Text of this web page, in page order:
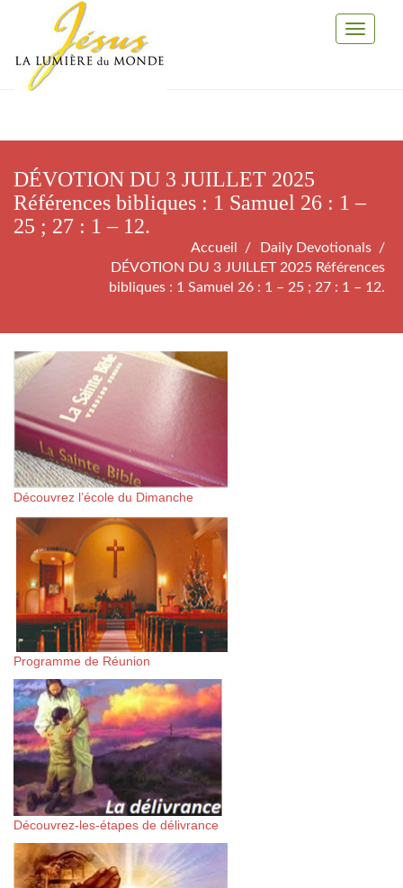
Toggle
DÉVOTION DU 3 JUILLET 2025
Références bibliques : 1 Samuel 26 : 1 –
25 ; 27 : 1 – 12.
Accueil
Daily Devotionals
DÉVOTION DU 3 JUILLET 2025 Références
bibliques : 1 Samuel 26 : 1 – 25 ; 27 : 1 – 12.
Découvrez l’école du Dimanche
Programme de Réunion
Découvrez-les-étapes de délivrance